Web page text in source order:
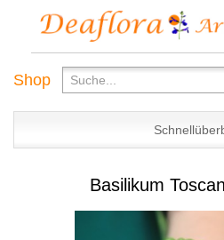
Shop
Basilikum